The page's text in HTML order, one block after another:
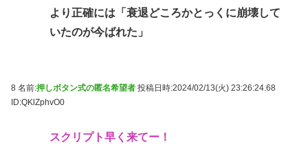
より正確には「衰退どころかとっくに崩壊して
いたのが今ばれた」
8 名前:押しボタン式の匿名希望者 投稿日時:2024/02/13(火) 23:26:24.68
ID:QKlZphvO0
スクリプト早く来てー！